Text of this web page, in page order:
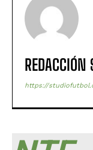
REDACCIÓN
https://